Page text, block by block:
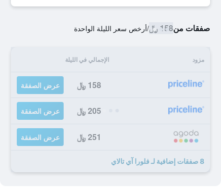
صفقات من158 ﷼ /أرخص سعر الليلة الواحدة
مزود الإجمالي في الليلة
158 ﷼ عرض الصفقة
205 ﷼ عرض الصفقة
251 ﷼ عرض الصفقة
8 صفقات إضافية لـ فلورا آي تالاي